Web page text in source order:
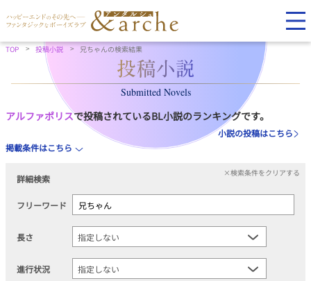
TOP 投稿小説 兄ちゃんの検索結果
Submitted Novels
アルファポリスで投稿されているBL小説のランキングです。
小説の投稿はこちら
掲載条件はこちら
詳細検索
×検索条件をクリアする
フリーワード
長さ
進行状況